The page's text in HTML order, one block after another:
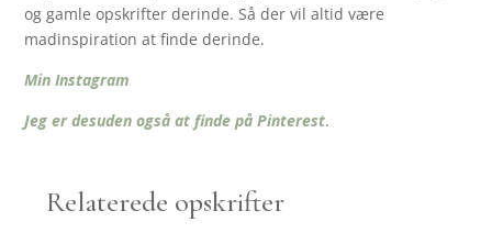
og gamle opskrifter derinde. Så der vil altid være
madinspiration at finde derinde.
Min Instagram
Jeg er desuden også at finde på Pinterest.
Relaterede opskrifter